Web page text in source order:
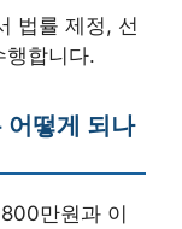
법률 제정, 선
행합니다.
어떻게 되나
만원과 이